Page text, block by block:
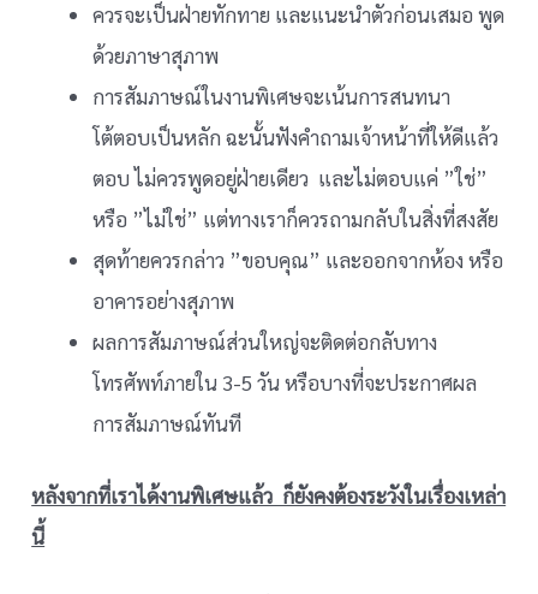
ควรจะเป็นฝ่ายทักทาย และแนะนำตัวก่อนเสมอ พูด
ด้วยภาษาสุภาพ
การสัมภาษณ์ในงานพิเศษจะเน้นการสนทนา
โต้ตอบเป็นหลัก ฉะนั้นฟังคำถามเจ้าหน้าที่ให้ดีแล้ว
ตอบ ไม่ควรพูดอยู่ฝ่ายเดียว และไม่ตอบแค่ ”ใช่”
หรือ ”ไม่ใช่” แต่ทางเราก็ควรถามกลับในสิ่งที่สงสัย
สุดท้ายควรกล่าว ”ขอบคุณ” และออกจากห้อง หรือ
อาคารอย่างสุภาพ
ผลการสัมภาษณ์ส่วนใหญ่จะติดต่อกลับทาง
โทรศัพท์ภายใน 3-5 วัน หรือบางที่จะประกาศผล
การสัมภาษณ์ทันที
หลังจากที่เราได้งานพิเศษแล้ว ก็ยังคงต้องระวังในเรื่องเหล่า
นี้